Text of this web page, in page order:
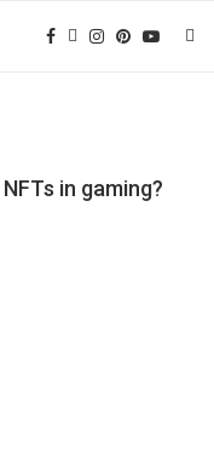
in gaming?